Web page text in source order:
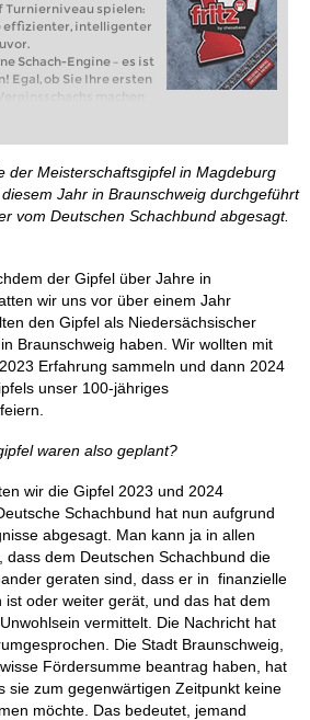
Turnierniveau spielen:
effizienter, intelligenter
Schach-Engine – es ist
Egal, ob Sie Ihre ersten
machen
spielen: Mit
intelligenter und
der Meisterschaftsgipfel in Magdeburg
Jahr in Braunschweig durchgeführt
vom Deutschen Schachbund abgesagt.
der Gipfel über Jahre in
wir uns vor über einem Jahr
den Gipfel als Niedersächsischer
Braunschweig haben. Wir wollten mit
Erfahrung sammeln und dann 2024
unser 100-jähriges
waren also geplant?
wir die Gipfel 2023 und 2024
Schachbund hat nun aufgrund
abgesagt. Man kann ja in allen
dass dem Deutschen Schachbund die
geraten sind, dass er in finanzielle
ist oder weiter gerät, und das hat dem
vermittelt. Die Nachricht hat
Die Stadt Braunschweig,
Fördersumme beantrag haben, hat
sie zum gegenwärtigen Zeitpunkt keine
möchte. Das bedeutet, jemand